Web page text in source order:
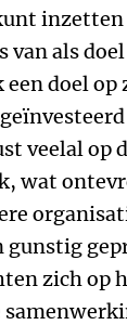
als
een doel
veelal op
wat
zich op